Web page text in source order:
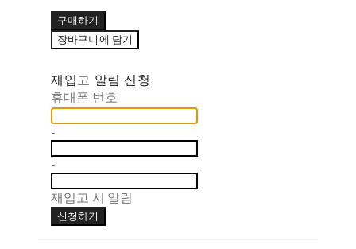
구매하기
장바구니에 담기
재입고 알림 신청
휴대폰 번호
-
-
재입고 시 알림
신청하기